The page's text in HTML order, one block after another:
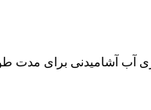
آب آشامیدنی برای مدت